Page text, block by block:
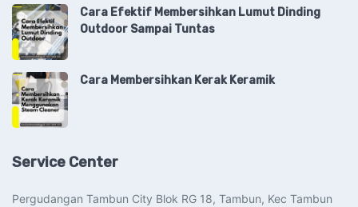
Cara Efektif Membersihkan Lumut Dinding
Outdoor Sampai Tuntas
Cara Membersihkan Kerak Keramik
Service Center
Pergudangan Tambun City Blok RG 18, Tambun, Kec Tambun